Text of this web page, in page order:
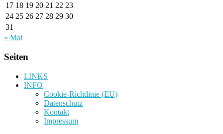
17 18 19 20 21 22 23
24 25 26 27 28 29 30
31
« Mai
Seiten
LINKS
INFO
Cookie-Richtlinie (EU)
Datenschutz
Kontakt
Impressum